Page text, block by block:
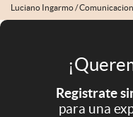
Luciano Ingarmo / Comunicacion
Registrate
para una